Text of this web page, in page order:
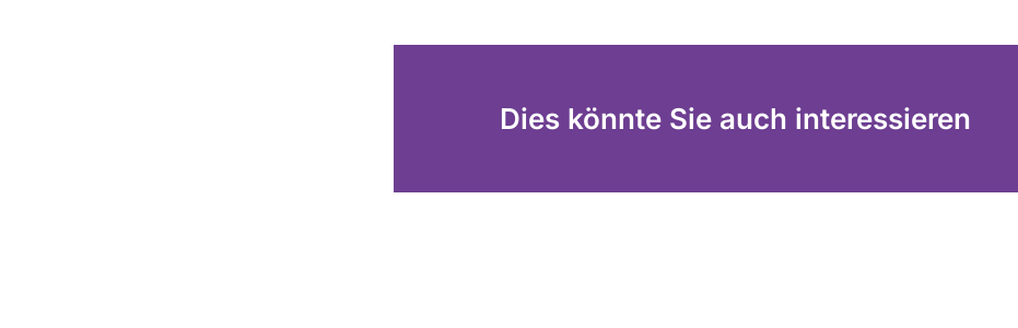
Dies könnte Sie auch interessieren